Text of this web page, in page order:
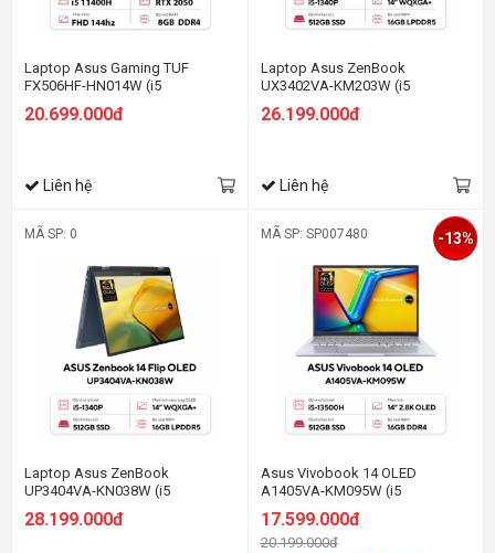
Laptop Asus Gaming TUF
FX506HF-HN014W (i5
SSD/15.6 FHD 144hz/RTX 2050
20.699.000đ
Liên hệ
Laptop Asus ZenBook
UX3402VA-KM203W (i5
SSD/14
26.199.000đ
Liên hệ
MÃ SP: 0
Laptop Asus ZenBook
UP3404VA-KN038W (i5
1340P/16GB RAM/512GB
SSD/14 Oled Cảm
28.199.000đ
MÃ SP: SP007480
Asus Vivobook 14 OLED
A1405VA-KM095W (i5
13500H/16GB RAM/512GB
SSD/14 2.8K
Oled/Win11/Bạc/Chuột)
17.599.000đ
20.199.000đ
-13%